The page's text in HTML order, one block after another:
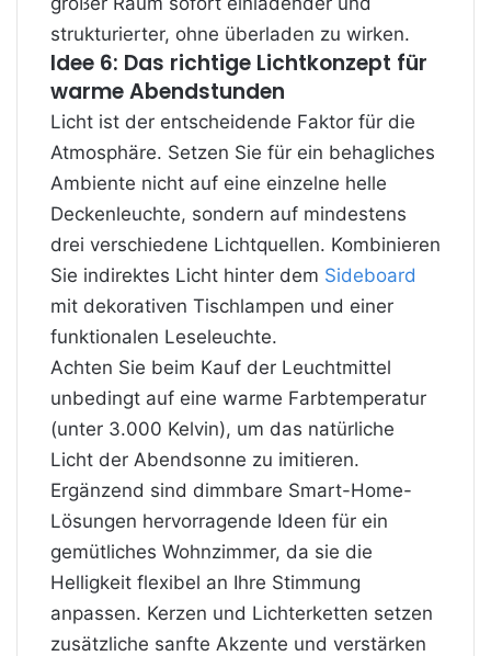
strukturierter, ohne überladen zu wirken.
Idee 6: Das richtige Lichtkonzept für
warme Abendstunden
Licht ist der entscheidende Faktor für die
Atmosphäre. Setzen Sie für ein behagliches
Ambiente nicht auf eine einzelne helle
Deckenleuchte, sondern auf mindestens
drei verschiedene Lichtquellen. Kombinieren
Sie indirektes Licht hinter dem Sideboard
mit dekorativen Tischlampen und einer
funktionalen Leseleuchte.
Achten Sie beim Kauf der Leuchtmittel
unbedingt auf eine warme Farbtemperatur
(unter 3.000 Kelvin), um das natürliche
Licht der Abendsonne zu imitieren.
Ergänzend sind dimmbare Smart-Home-
Lösungen hervorragende Ideen für ein
gemütliches Wohnzimmer, da sie die
Helligkeit flexibel an Ihre Stimmung
anpassen. Kerzen und Lichterketten setzen
zusätzliche sanfte Akzente und verstärken